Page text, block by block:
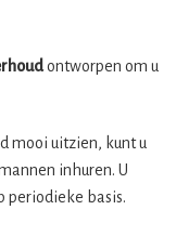
ontworpen om u
mooi uitzien, kunt u
inhuren. U
periodieke basis.